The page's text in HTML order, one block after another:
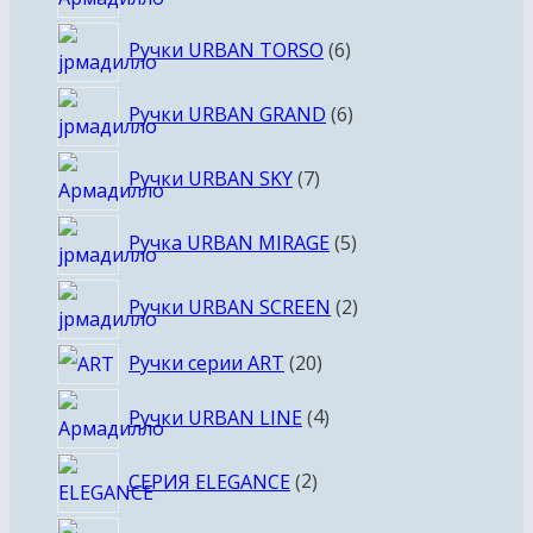
Ручки URBAN TORSO 66
Ручки URBAN GRAND 66
Ручки URBAN SKY 77
Ручка URBAN MIRAGE 55
Ручки URBAN SCREEN 22
Ручки серии ART 2020
Ручки URBAN LINE 44
СЕРИЯ ELEGANCE 22